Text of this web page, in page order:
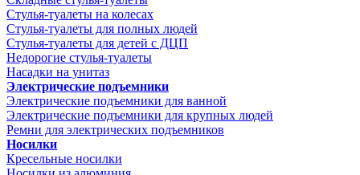
Стулья-туалеты на колесах
Стулья-туалеты для полных людей
Стулья-туалеты для детей с ДЦП
Недорогие стулья-туалеты
Насадки на унитаз
Электрические подъемники
Электрические подъемники для ванной
Электрические подъемники для крупных людей
Ремни для электрических подъемников
Носилки
Кресельные носилки